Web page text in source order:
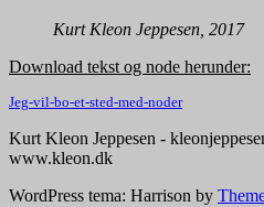
Kurt Kleon Jeppesen, 2017
Download tekst og node herunder:
Jeg-vil-bo-et-sted-med-noder
Kurt Kleon Jeppesen -
www.kleon.dk
WordPress tema: Harrison by